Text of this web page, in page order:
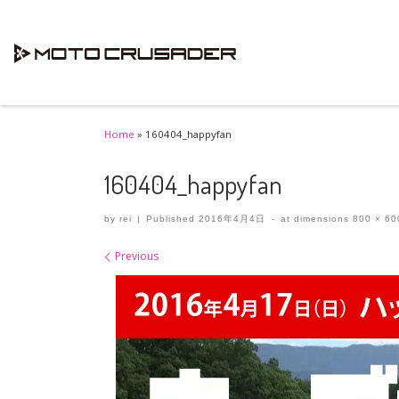
Home » 160404_happyfan
160404_happyfan
by rei | Published2016年4月4日 - at dimensions 800 ×
Images navigation
Previous